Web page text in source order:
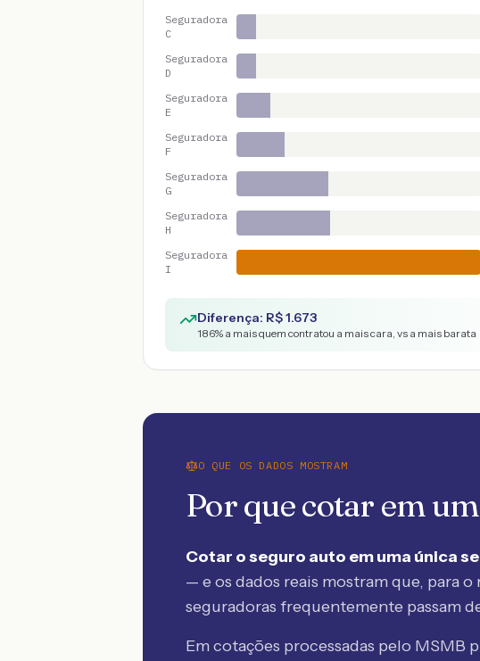
Seguradora
C
Seguradora
D
Seguradora
E
Seguradora
F
Seguradora
G
Seguradora
H
Seguradora
I
Diferença: R$1.673
186% a mais quem contratou a mais cara, vs a mais barata
O QUE OS DADOS MOSTRAM
Por que cotar em um
Cotar o seguro auto em uma única
— e os dados reais mostram que, para
seguradoras frequentemente passam
Em cotações processadas pelo MSMB